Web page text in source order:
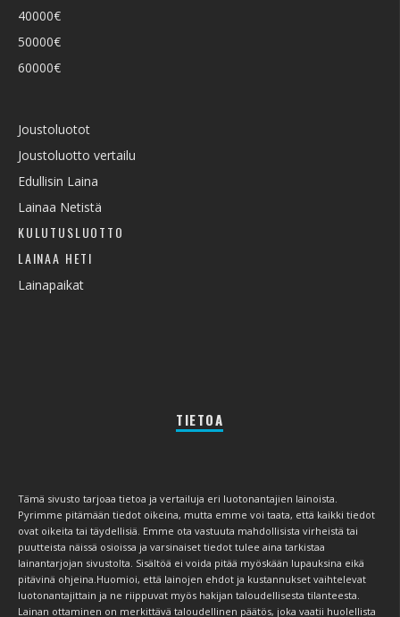
40000€
50000€
60000€
Joustoluotot
Joustoluotto vertailu
Edullisin Laina
Lainaa Netistä
KULUTUSLUOTTO
LAINAA HETI
Lainapaikat
TIETOA
Tämä sivusto tarjoaa tietoa ja vertailuja eri luotonantajien lainoista.
Pyrimme pitämään tiedot oikeina, mutta emme voi taata, että kaikki tiedot
ovat oikeita tai täydellisiä. Emme ota vastuuta mahdollisista virheistä tai
puutteista näissä osioissa ja varsinaiset tiedot tulee aina tarkistaa
lainantarjojan sivustolta. Sisältöä ei voida pitää myöskään lupauksina eikä
pitävinä ohjeina.Huomioi, että lainojen ehdot ja kustannukset vaihtelevat
luotonantajittain ja ne riippuvat myös hakijan taloudellisesta tilanteesta.
Lainan ottaminen on merkittävä taloudellinen päätös, joka vaatii huolellista